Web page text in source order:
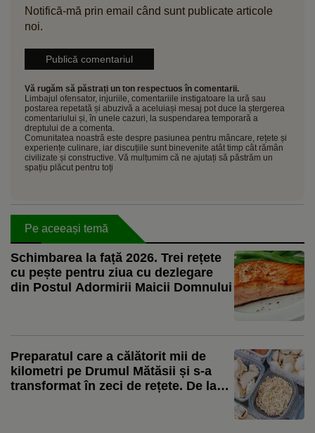
Notifică-mă prin email când sunt publicate articole
noi.
Vă rugăm să păstrați un ton respectuos în comentarii.
Limbajul ofensator, injuriile, comentariile instigatoare la ură sau
postarea repetată și abuzivă a aceluiași mesaj pot duce la ștergerea
comentariului și, în unele cazuri, la suspendarea temporară a
dreptului de a comenta.
Comunitatea noastră este despre pasiunea pentru mâncare, rețete și
experiențe culinare, iar discuțiile sunt binevenite atât timp cât rămân
civilizate și constructive. Vă mulțumim că ne ajutați să păstrăm un
spațiu plăcut pentru toți
Pe aceeași temă
Schimbarea la față 2026. Trei rețete
cu pește pentru ziua cu dezlegare
din Postul Adormirii Maicii Domnului
Preparatul care a călătorit mii de
kilometri pe Drumul Mătăsii și s-a
transformat în zeci de rețete. De la